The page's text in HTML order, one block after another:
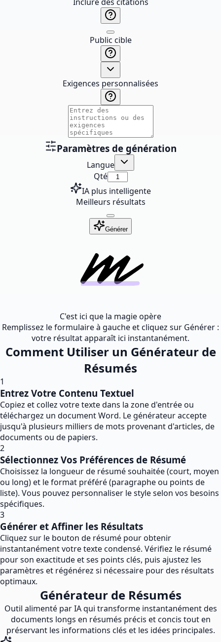
Public cible
Exigences personnalisées
Paramètres de génération
Langue
Qté
IA plus intelligente
Meilleurs résultats
Générer
C'est ici que la magie opère
Remplissez le formulaire à gauche et cliquez sur Générer :
votre résultat apparaît ici instantanément.
Comment Utiliser un Générateur de
Résumés
1
Entrez Votre Contenu Textuel
Copiez et collez votre texte dans la zone d'entrée ou
téléchargez un document Word. Le générateur accepte
jusqu'à plusieurs milliers de mots provenant d'articles, de
documents ou de papiers.
2
Sélectionnez Vos Préférences de Résumé
Choisissez la longueur de résumé souhaitée (court, moyen
ou long) et le format préféré (paragraphe ou points de
liste). Vous pouvez personnaliser le style selon vos besoins
spécifiques.
3
Générer et Affiner les Résultats
Cliquez sur le bouton de résumé pour obtenir
instantanément votre texte condensé. Vérifiez le résumé
pour son exactitude et ses points clés, puis ajustez les
paramètres et régénérez si nécessaire pour des résultats
optimaux.
Générateur de Résumés
Outil alimenté par IA qui transforme instantanément des
documents longs en résumés précis et concis tout en
préservant les informations clés et les idées principales.